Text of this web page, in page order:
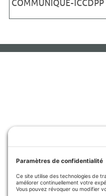
COMMUNIQUE-ICCDPP